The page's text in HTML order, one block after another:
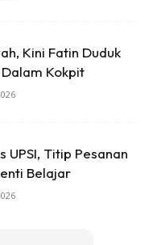
Kini Fatin Duduk
Kokpit
UPSI, Titip Pesanan
Belajar